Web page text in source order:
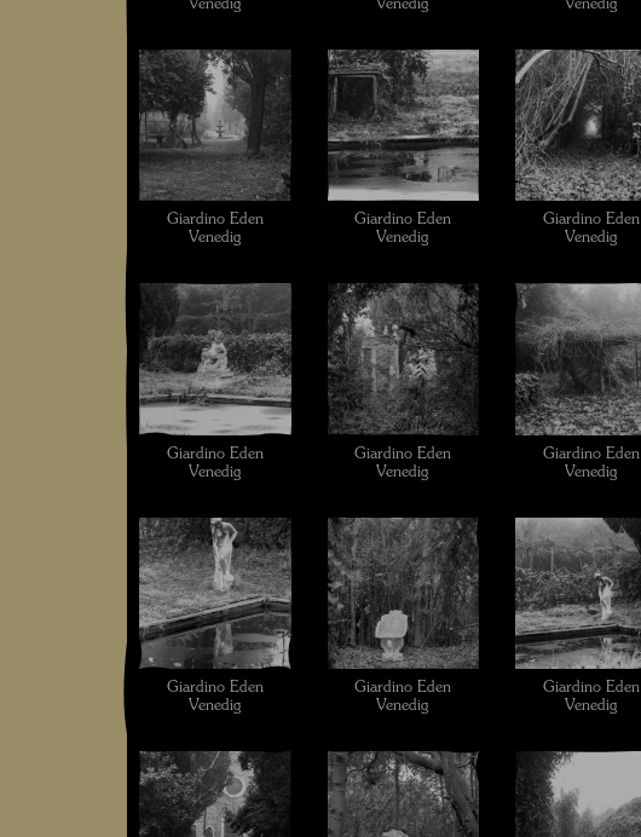
Venedig
Venedig
Venedig
Giardino Eden
Venedig
Giardino Eden
Venedig
Giardino Eden
Venedig
Giardino Eden
Venedig
Giardino Eden
Venedig
Giardino Eden
Venedig
Giardino Eden
Venedig
Giardino Eden
Venedig
Giardino Eden
Venedig